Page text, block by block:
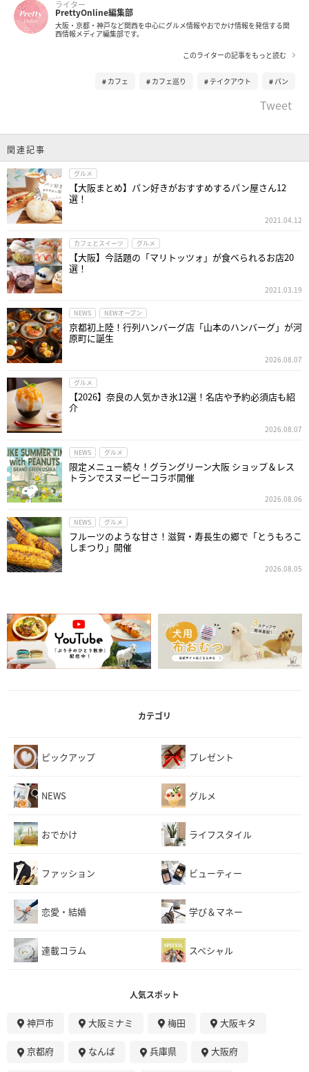
ライター
PrettyOnline編集部
大阪・京都・神戸など関西を中心にグルメ情報やおでかけ情報を発信する関
西情報メディア編集部です。
このライターの記事をもっと読む
カフェ カフェ巡り テイクアウト パン
Tweet
関連記事
グルメ
【大阪まとめ】パン好きがおすすめするパン屋さん12
選！
2021.04.12
カフェとスイーツ グルメ
【大阪】今話題の「マリトッツォ」が食べられるお店20
選！
2021.03.19
NEWS NEWオープン
京都初上陸！行列ハンバーグ店「山本のハンバーグ」が河
原町に誕生
2026.08.07
グルメ
【2026】奈良の人気かき氷12選！名店や予約必須店も紹
介
2026.08.07
NEWS グルメ
限定メニュー続々！グラングリーン大阪 ショップ＆レス
トランでスヌーピーコラボ開催
2026.08.06
NEWS グルメ
フルーツのような甘さ！滋賀・寿長生の郷で「とうもろこ
しまつり」開催
2026.08.05
カテゴリ
ピックアップ プレゼント
NEWS グルメ
おでかけ ライフスタイル
ファッション ビューティー
恋愛・結婚 学び＆マネー
連載コラム スペシャル
人気スポット
神戸市 大阪ミナミ 梅田 大阪キタ
京都府 なんば 兵庫県 大阪府